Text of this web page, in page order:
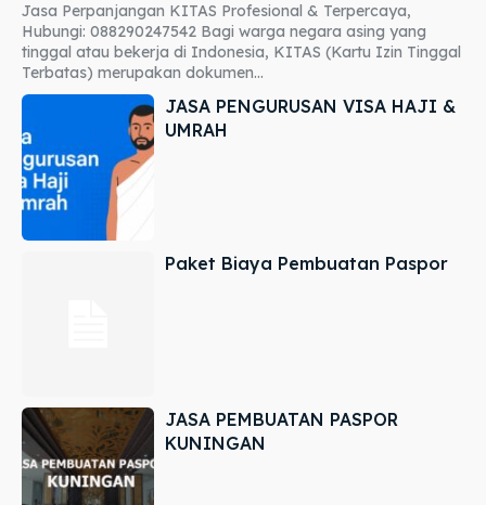
Jasa Perpanjangan KITAS Profesional & Terpercaya,
Hubungi: 088290247542 Bagi warga negara asing yang
tinggal atau bekerja di Indonesia, KITAS (Kartu Izin Tinggal
Terbatas) merupakan dokumen...
JASA PENGURUSAN VISA HAJI &
UMRAH
Paket Biaya Pembuatan Paspor
JASA PEMBUATAN PASPOR
KUNINGAN